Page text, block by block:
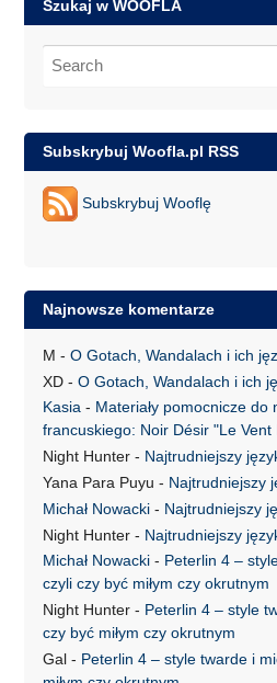
Szukaj w WOOFLA
Subskrybuj Woofla.pl RSS
Subskrybuj Wooflę
Najnowsze komentarze
M -O Gotach, Wandalach i ich
XD -O Gotach, Wandalach i ich
Kasia - Materiały pomocnicze do
francuskiego: Noir Désir "Le Vent
Night Hunter - Najtrudniejszy
Yana Para Puyu - Najtrudniejszy
Michał Nowacki - Najtrudniejszy
Night Hunter - Najtrudniejszy
Michał Nowacki - Peterlin 4 –
czyli czy być miłym czy okrutnym
Night Hunter - Peterlin 4 – style
czy być miłym czy okrutnym
Gal - Peterlin 4 – style twarde i